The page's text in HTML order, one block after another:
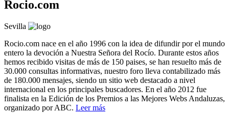
Rocio.com
Sevilla
Rocio.com nace en el año 1996 con la idea de difundir por el mundo
entero la devoción a Nuestra Señora del Rocío. Durante estos años
hemos recibido visitas de más de 150 paises, se han resuelto más de
30.000 consultas informativas, nuestro foro lleva contabilizado más
de 180.000 mensajes, siendo un sitio web destacado a nivel
internacional en los principales buscadores. En el año 2012 fue
finalista en la Edición de los Premios a las Mejores Webs Andaluzas,
organizado por ABC. Leer más